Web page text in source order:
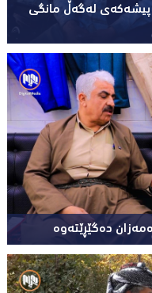
پیشەکەی لەگەڵ مانگی
دەگێڕێتەوە